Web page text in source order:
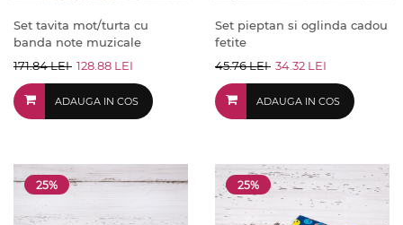
Set tavita mot/turta cu
banda note muzicale
171.84 LEI 128.88 LEI
ADAUGA IN COS
Set pieptan si oglinda cadou
fetite
45.76 LEI 34.32 LEI
ADAUGA IN COS
25% 25%